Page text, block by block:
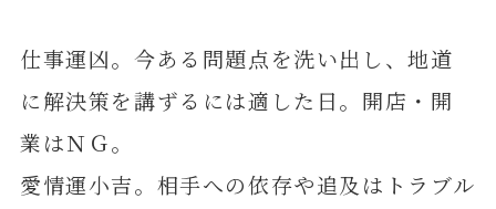
仕事運凶。今ある問題点を洗い出し、地道
に解決策を講ずるには適した日。開店・開
業はＮＧ。
愛情運小吉。相手への依存や追及はトラブル